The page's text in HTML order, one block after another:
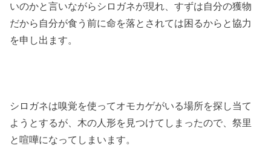
いのかと言いながらシロガネが現れ、すずは自分の獲物
だから自分が食う前に命を落とされては困るからと協力
を申し出ます。
シロガネは嗅覚を使ってオモカゲがいる場所を探し当て
ようとするが、木の人形を見つけてしまったので、祭里
と喧嘩になってしまいます。